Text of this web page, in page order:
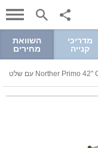
מדריכי
קנייה
השוואת
מחירים